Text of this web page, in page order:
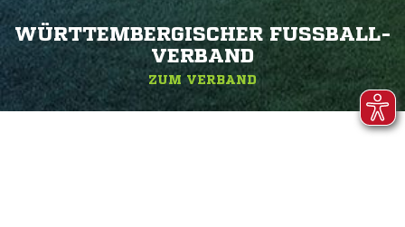
WÜRTTEMBERGISCHER FUSSBALL-V
ERBAND
ZUM VERBAND